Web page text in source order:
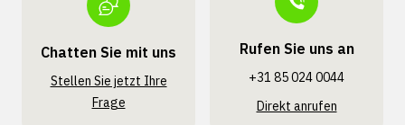
Chatten Sie mit uns
Stellen Sie jetzt Ihre
Frage
Rufen Sie uns an
+31 85 024 0044
Direkt anrufen